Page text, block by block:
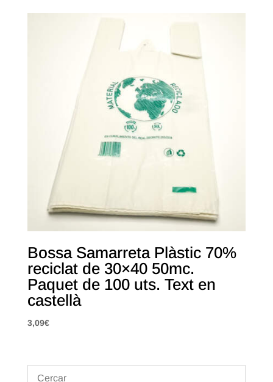
Bossa Samarreta Plàstic 70%
reciclat de 30×40 50mc.
Paquet de 100 uts. Text en
castellà
3,09€